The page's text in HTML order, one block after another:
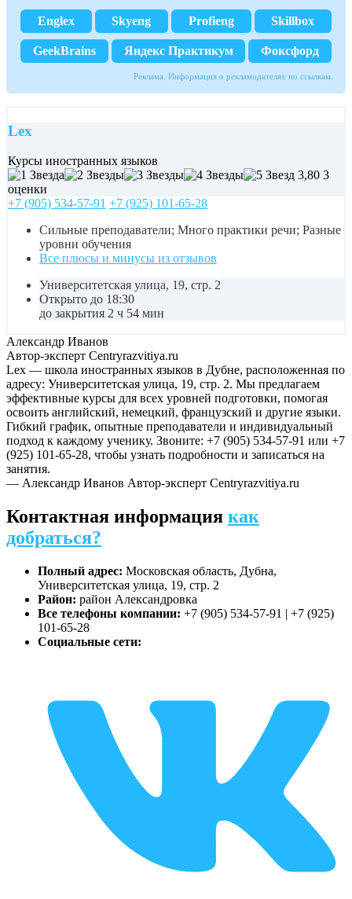
Englex Skyeng Profieng Skillbox
GeekBrains Яндекс Практикум Фоксфорд
Реклама. Информация о рекламодателях по ссылкам.
Lex
Курсы иностранных языков
3,80 3
оценки
+7 (905) 534-57-91 +7 (925) 101-65-28
Сильные преподаватели; Много практики речи; Разные
уровни обучения
Все плюсы и минусы из отзывов
Университетская улица, 19, стр. 2
Открыто до 18:30
до закрытия 2 ч 54 мин
Александр Иванов
Автор-эксперт Centryrazvitiya.ru
Lex — школа иностранных языков в Дубне, расположенная по
адресу: Университетская улица, 19, стр. 2. Мы предлагаем
эффективные курсы для всех уровней подготовки, помогая
освоить английский, немецкий, французский и другие языки.
Гибкий график, опытные преподаватели и индивидуальный
подход к каждому ученику. Звоните: +7 (905) 534-57-91 или +7
(925) 101-65-28, чтобы узнать подробности и записаться на
занятия.
— Александр Иванов Автор-эксперт Centryrazvitiya.ru
Контактная информация как
добраться?
Полный адрес: Московская область, Дубна,
Университетская улица, 19, стр. 2
Район: район Александровка
Все телефоны компании: +7 (905) 534-57-91 | +7 (925)
101-65-28
Социальные сети: